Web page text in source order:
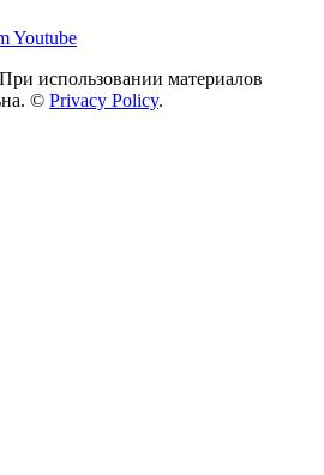
Youtube
использовании материалов
© Privacy Policy.